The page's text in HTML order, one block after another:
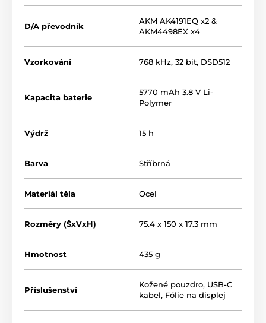
D/A převodník
AKM AK4191EQ x2 &
AKM4498EX x4
Vzorkování 768 kHz, 32 bit, DSD512
Kapacita baterie
5770 mAh 3.8 V Li-
Polymer
Výdrž 15 h
Barva Stříbrná
Materiál těla Ocel
Rozměry (ŠxVxH) 75.4 x 150 x 17.3 mm
Hmotnost 435 g
Příslušenství
Kožené pouzdro, USB-C
kabel, Fólie na displej